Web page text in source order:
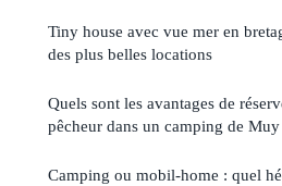
Tiny house avec vue mer en
des plus belles locations
Quels sont les avantages de
pêcheur dans un camping de Muy
Camping ou mobil-home : quel